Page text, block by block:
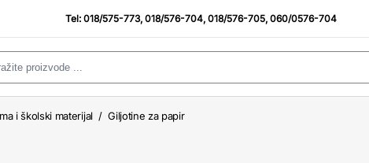
Tel:018/575-773,018/576-704,018/576-705,060/0576-704
i školski materijal / Giljotine za papir